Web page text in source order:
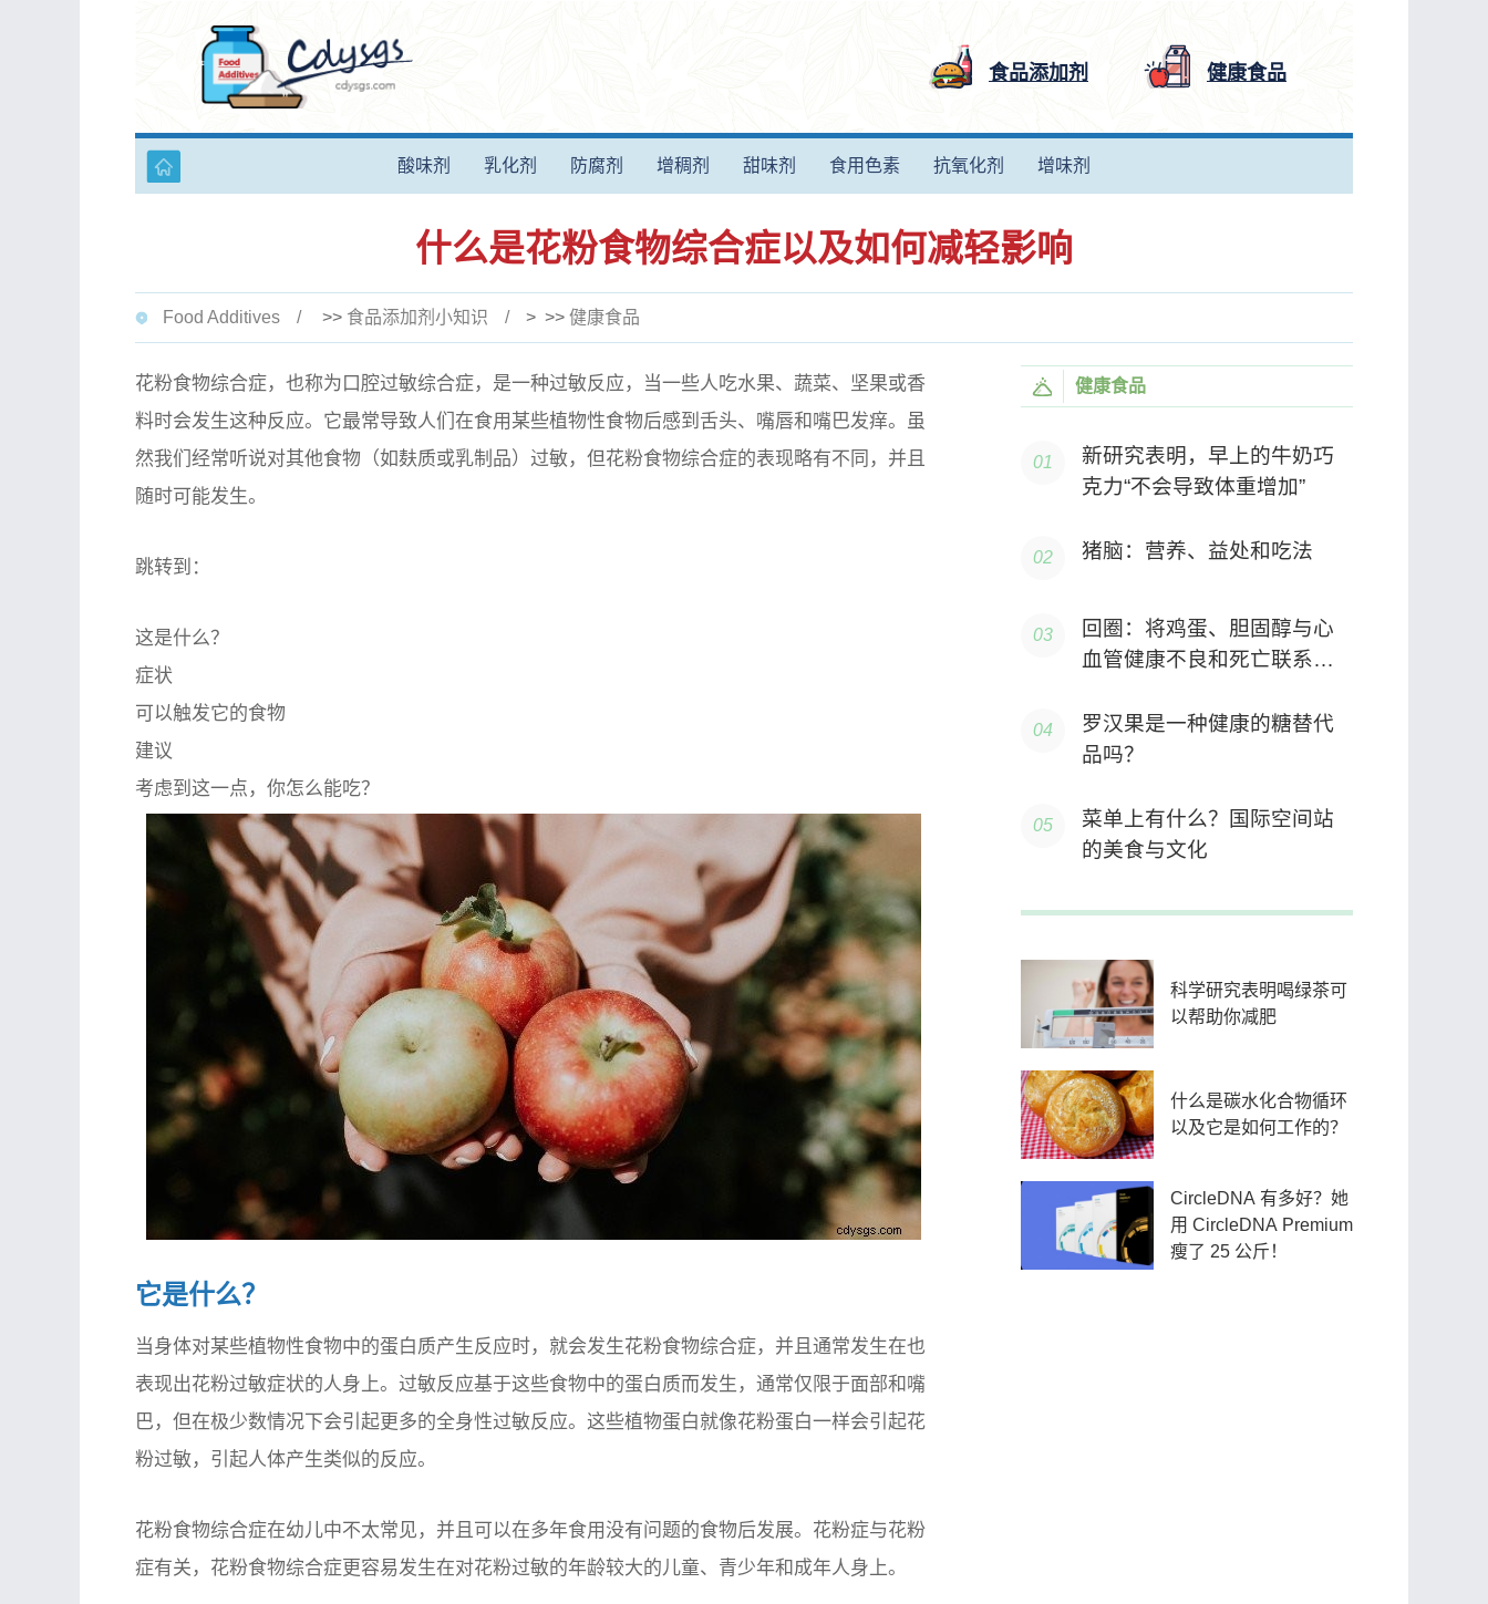
食品添加剂 健康食品
酸味剂 乳化剂 防腐剂 增稠剂 甜味剂 食用色素 抗氧化剂 增味剂
什么是花粉食物综合症以及如何减轻影响
Food Additives >> 食品添加剂小知识 > >> 健康食品
花粉食物综合症，也称为口腔过敏综合症，是一种过敏反应，当一些人吃水果、蔬菜、坚果或香
料时会发生这种反应。它最常导致人们在食用某些植物性食物后感到舌头、嘴唇和嘴巴发痒。虽
然我们经常听说对其他食物（如麸质或乳制品）过敏，但花粉食物综合症的表现略有不同，并且
随时可能发生。
跳转到：
这是什么？
症状
可以触发它的食物
建议
考虑到这一点，你怎么能吃？
它是什么？
当身体对某些植物性食物中的蛋白质产生反应时，就会发生花粉食物综合症，并且通常发生在也
表现出花粉过敏症状的人身上。过敏反应基于这些食物中的蛋白质而发生，通常仅限于面部和嘴
巴，但在极少数情况下会引起更多的全身性过敏反应。这些植物蛋白就像花粉蛋白一样会引起花
粉过敏，引起人体产生类似的反应。
花粉食物综合症在幼儿中不太常见，并且可以在多年食用没有问题的食物后发展。花粉症与花粉
症有关，花粉食物综合症更容易发生在对花粉过敏的年龄较大的儿童、青少年和成年人身上。
健康食品
新研究表明，早上的牛奶巧
克力“不会导致体重增加”
猪脑：营养、益处和吃法
回圈：将鸡蛋、胆固醇与心
血管健康不良和死亡联系起
罗汉果是一种健康的糖替代
品吗？
菜单上有什么？国际空间站
的美食与文化
科学研究表明喝绿茶可
以帮助你减肥
什么是碳水化合物循环
以及它是如何工作的？
CircleDNA 有多好？她
用 CircleDNA Premium
瘦了 25 公斤！